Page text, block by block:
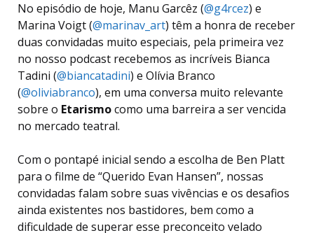
No episódio de hoje, Manu Garcêz (@g4rcez) e
Marina Voigt (@marinav_art) têm a honra de receber
duas convidadas muito especiais, pela primeira vez
no nosso podcast recebemos as incríveis Bianca
Tadini (@biancatadini) e Olívia Branco
(@oliviabranco), em uma conversa muito relevante
sobre o Etarismocomo uma barreira a ser vencida
no mercado teatral.
Com o pontapé inicial sendo a escolha de Ben Platt
para o filme de “Querido Evan Hansen”, nossas
convidadas falam sobre suas vivências e os desafios
ainda existentes nos bastidores, bem como a
dificuldade de superar esse preconceito velado